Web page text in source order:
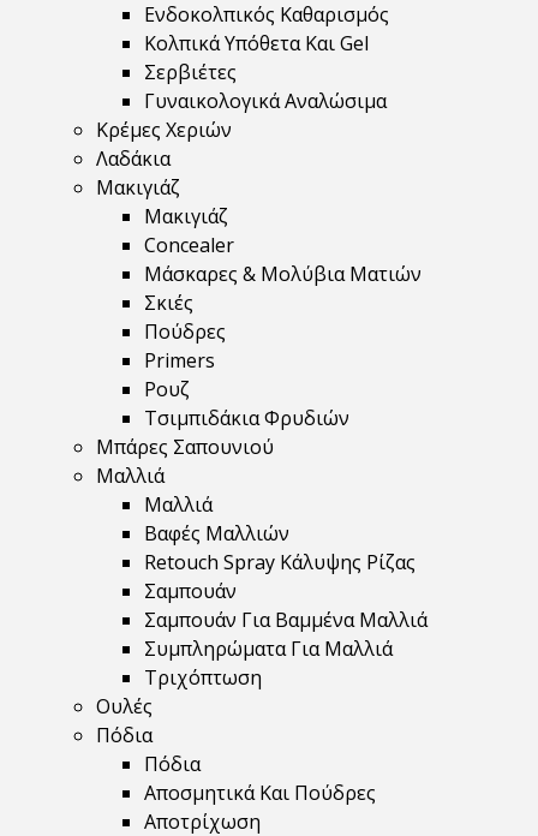
Ενδοκολπικός Καθαρισμός
Κολπικά Υπόθετα Και Gel
Σερβιέτες
Γυναικολογικά Αναλώσιμα
Κρέμες Χεριών
Λαδάκια
Μακιγιάζ
Μακιγιάζ
Concealer
Μάσκαρες & Μολύβια Ματιών
Σκιές
Πούδρες
Primers
Ρουζ
Τσιμπιδάκια Φρυδιών
Μπάρες Σαπουνιού
Μαλλιά
Μαλλιά
Βαφές Μαλλιών
Retouch Spray Κάλυψης Ρίζας
Σαμπουάν
Σαμπουάν Για Βαμμένα Μαλλιά
Συμπληρώματα Για Μαλλιά
Τριχόπτωση
Ουλές
Πόδια
Πόδια
Αποσμητικά Και Πούδρες
Αποτρίχωση